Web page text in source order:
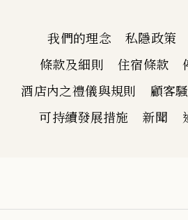
我們的理念 私隱政策
條款及細則
住宿條款
酒店內之禮儀與規則
顧客
可持續發展措施
新聞